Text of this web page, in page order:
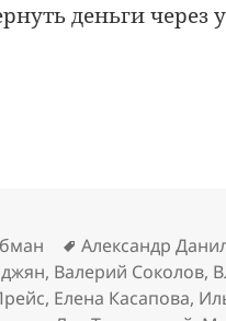
деньги через
Метки
Александр
, Валерий Соколов,
, Елена Касапова,